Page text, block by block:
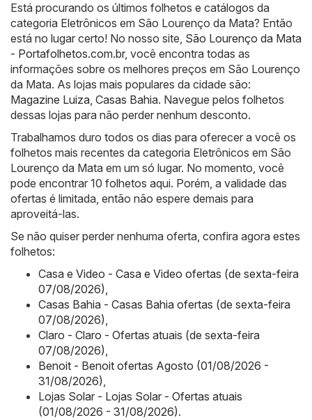
Está procurando os últimos folhetos e catálogos da
categoria Eletrônicos em São Lourenço da Mata? Então
está no lugar certo! No nosso site, São Lourenço da Mata
- Portafolhetos.com.br, você encontra todas as
informações sobre os melhores preços em São Lourenço
da Mata. As lojas mais populares da cidade são:
Magazine Luiza, Casas Bahia. Navegue pelos folhetos
dessas lojas para não perder nenhum desconto.
Trabalhamos duro todos os dias para oferecer a você os
folhetos mais recentes da categoria Eletrônicos em São
Lourenço da Mata em um só lugar. No momento, você
pode encontrar 10 folhetos aqui. Porém, a validade das
ofertas é limitada, então não espere demais para
aproveitá-las.
Se não quiser perder nenhuma oferta, confira agora estes
folhetos:
Casa e Video - Casa e Video ofertas (de sexta-feira
07/08/2026),
Casas Bahia - Casas Bahia ofertas (de sexta-feira
07/08/2026),
Claro - Claro - Ofertas atuais (de sexta-feira
07/08/2026),
Benoit - Benoit ofertas Agosto (01/08/2026 -
31/08/2026),
Lojas Solar - Lojas Solar - Ofertas atuais
(01/08/2026 - 31/08/2026).